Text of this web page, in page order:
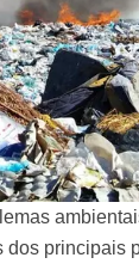
principais